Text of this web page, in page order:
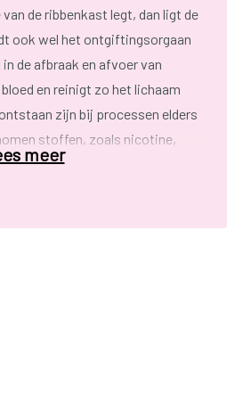
de ribbenkast legt, dan ligt de
ook wel het ontgiftingsorgaan
de afbraak en afvoer van
en reinigt zo het lichaam
zijn bij processen elders
stoffen, zoals nicotine,
maakt de lever eiwitten aan
meer